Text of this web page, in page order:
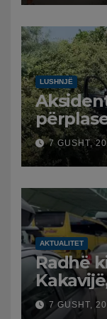
LUSHNJË
moshuar
7 GUSHT,
AKTUALITET
Radhë
7 GUSHT,